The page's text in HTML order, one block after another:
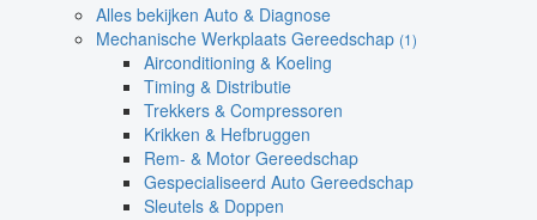
Alles bekijken Auto & Diagnose
Mechanische Werkplaats Gereedschap (1)
Airconditioning & Koeling
Timing & Distributie
Trekkers & Compressoren
Krikken & Hefbruggen
Rem- & Motor Gereedschap
Gespecialiseerd Auto Gereedschap
Sleutels & Doppen